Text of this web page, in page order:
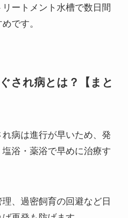
ートメント水槽で数日間
です。
され病とは？【まと
病は進行が早いため、発
浴・薬浴で早めに治療す
、過密飼育の回避など日